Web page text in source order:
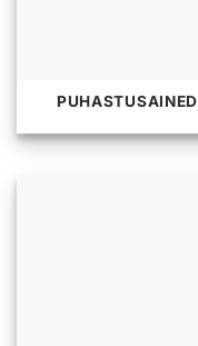
PUHASTUSAINED